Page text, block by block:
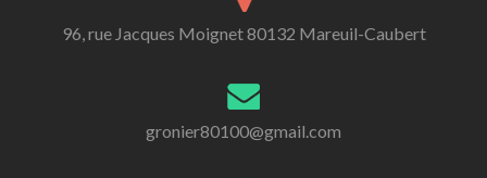
96, rue Jacques Moignet 80132 Mareuil-Caubert
gronier80100@gmail.com